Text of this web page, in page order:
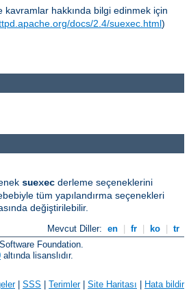
kavramlar hakkında bilgi edinmek için
docs/2.4/suexec.html)
suexec derleme seçeneklerini
tüm yapılandırma seçenekleri
değiştirilebilir.
Mevcut Diller: en fr ko
tr
Foundation.
altında lisanslıdır.
| SSS | Terimler| Site Haritası | Hata bildir